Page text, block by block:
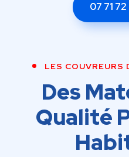
07 71
LES COUVREURS
Des
Qualité